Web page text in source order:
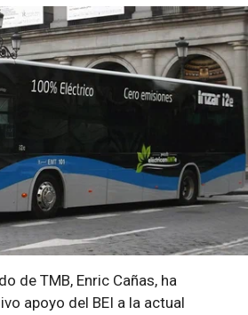
de TMB, Enric Cañas, ha
apoyo del BEI a la actual